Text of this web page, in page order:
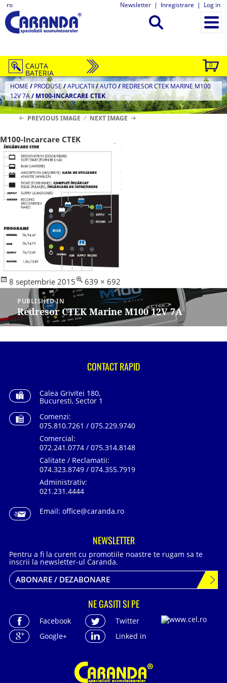
ro Newsletter | Inregistrare | Log in
0
CAUTA
BATERIA
HOME / PRODUSE/APLICATII/AUTO/ REDRESOR CTEK MARINE M100
12V 7A/ M100-INCARCARE CTEK
PREVIOUS IMAGE NEXT IMAGE
M100-Incarcare CTEK
Posted
8 septembrie 2015
Full
639 × 692
Navigare
articole
PUBLISHED IN
Redresor CTEK Marine M100 12V 7A
CONTACT RAPID
Calea Grivitei 180,
Bucuresti, Sector 1
Comenzi:
075.810.7261 / 075.229.9740
Comercial:
072.241.0774 / 075.314.8148
Calitate / Reclamatii:
074.323.8749 / 074.355.7919
Administrativ:
021.231.4444
Email: office@caranda.ro
NEWSLETTER
Pentru a fi la curent cu promotiile noastre te rugam sa te
inscrii la newsletter-ul Caranda.
ABONARE / DEZABONARE
NE GASITI SI PE
Facebook
Twitter
Google+
Linked in